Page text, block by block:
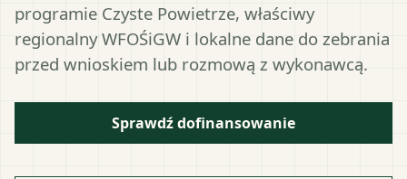
programie Czyste Powietrze, właściwy
regionalny WFOŚiGW i lokalne dane do zebrania
przed wnioskiem lub rozmową z wykonawcą.
Sprawdź dofinansowanie